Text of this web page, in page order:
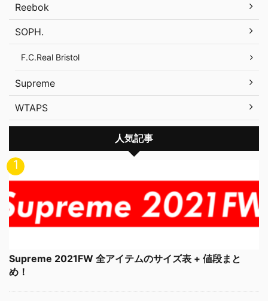
Reebok
SOPH.
F.C.Real Bristol
Supreme
WTAPS
人気記事
Supreme 2021FW 全アイテムのサイズ表 + 値段まと
め！